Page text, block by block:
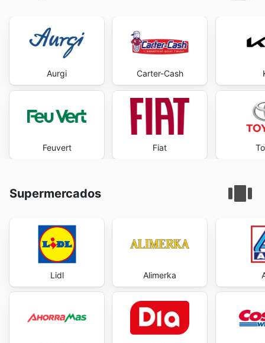
Aurgi
Feuvert
Carter-Cash
Fiat
Supermercados
Lidl Alimerka